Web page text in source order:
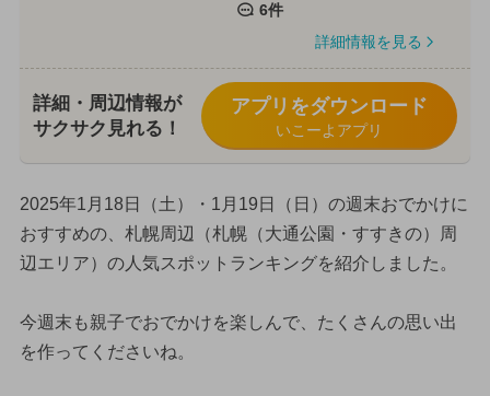
6件
詳細情報を見る
詳細・周辺情報が
サクサク見れる！
アプリをダウンロード
いこーよアプリ
2025年1月18日（土）・1月19日（日）の週末おでかけに
おすすめの、札幌周辺（札幌（大通公園・すすきの）周
辺エリア）の人気スポットランキングを紹介しました。
今週末も親子でおでかけを楽しんで、たくさんの思い出
を作ってくださいね。